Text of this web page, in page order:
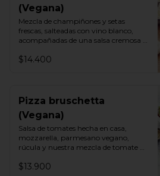
(Vegana)
Mezcla de champiñones y setas
frescas, salteadas con vino blanco,
acompañadas de una salsa cremosa
$14.400
Pizza bruschetta
(Vegana)
Salsa de tomates hecha en casa,
mozzarella, parmesano vegano,
rúcula y nuestra mezcla de tomate
$13.900